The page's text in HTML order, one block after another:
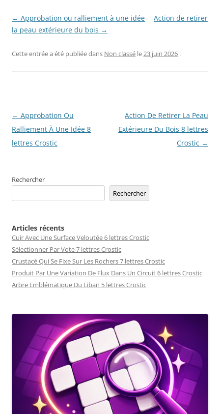
← Approbation ou ralliement à une idée
Action de retirer
la peau extérieure du bois →
Cette entrée a été publiée dans Non classé le23 juin 2026 .
Navigation
des
articles
← Approbation Ou
Ralliement À Une Idée 8
lettres Crostic
Action De Retirer La Peau
Extérieure Du Bois 8 lettres
Crostic →
Rechercher
Rechercher
Articles récents
Cuir Avec Une Surface Veloutée 6 lettres Crostic
Sélectionner Par Vote 7 lettres Crostic
Crustacé Qui Se Fixe Sur Les Rochers 7 lettres Crostic
Produit Par Une Variation De Flux Dans Un Circuit 6 lettres Crostic
Arbre Emblématique Du Liban 5 lettres Crostic